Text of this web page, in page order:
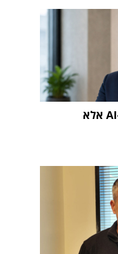
"האתגר הגדול אינו ה-AI אלא